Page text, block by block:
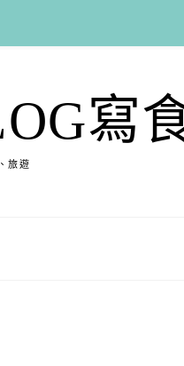
寫
旅遊